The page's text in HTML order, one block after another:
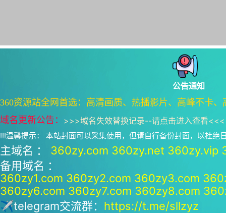
公告通知
360资源站全网首选：高清画质、热播影片、高峰不卡
域名更新公告： >>>域名失效替换记录--请点击进入查看<<<
!!!温馨提示： 本站封面可以采集使用，但请自行备份封面，以杜绝
主域名 ： 360zy.com 360zy.net 360zy.vip
备用域名 ：
360zy1.com 360zy2.com 360zy3.com
360zy6.com 360zy7.com 360zy8.com
✈telegram交流群： https://t.me/sllzyz